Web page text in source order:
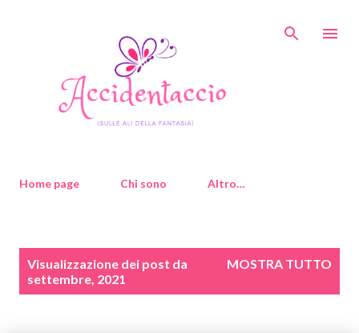
Home page Chi sono Altro…
Visualizzazione dei post da
settembre, 2021
MOSTRA TUTTO